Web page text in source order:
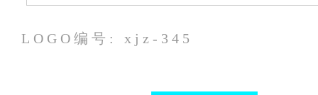
LOGO编号: xjz-345